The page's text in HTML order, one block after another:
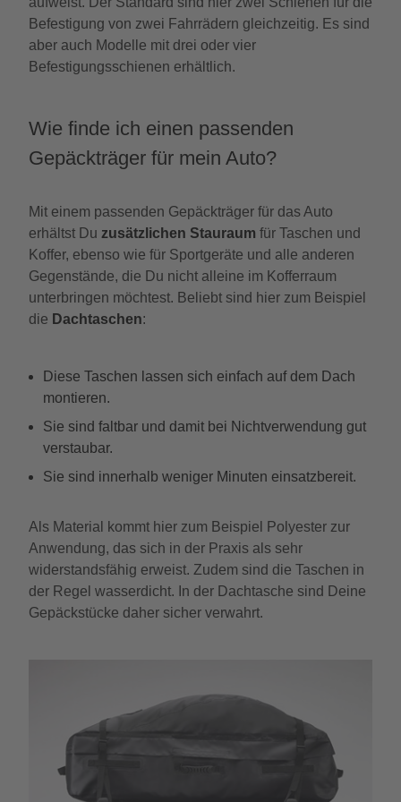
Befestigung von zwei Fahrrädern gleichzeitig. Es sind
aber auch Modelle mit drei oder vier
Befestigungsschienen erhältlich.
Wie finde ich einen passenden
Gepäckträger für mein Auto?
Mit einem passenden Gepäckträger für das Auto
erhältst Du zusätzlichen Stauraum für Taschen und
Koffer, ebenso wie für Sportgeräte und alle anderen
Gegenstände, die Du nicht alleine im Kofferraum
unterbringen möchtest. Beliebt sind hier zum Beispiel
die Dachtaschen:
Diese Taschen lassen sich einfach auf dem Dach
montieren.
Sie sind faltbar und damit bei Nichtverwendung gut
verstaubar.
Sie sind innerhalb weniger Minuten einsatzbereit.
Als Material kommt hier zum Beispiel Polyester zur
Anwendung, das sich in der Praxis als sehr
widerstandsfähig erweist. Zudem sind die Taschen in
der Regel wasserdicht. In der Dachtasche sind Deine
Gepäckstücke daher sicher verwahrt.